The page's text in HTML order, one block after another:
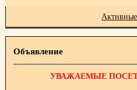
Объявление
УВАЖАЕМЫЕ